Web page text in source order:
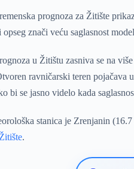
prognoza za Žitište
znači veću saglasnost
u Žitištu zasniva se na
ravničarski teren pojačava
bi se jasno videlo kada
stanica je Zrenjanin
.